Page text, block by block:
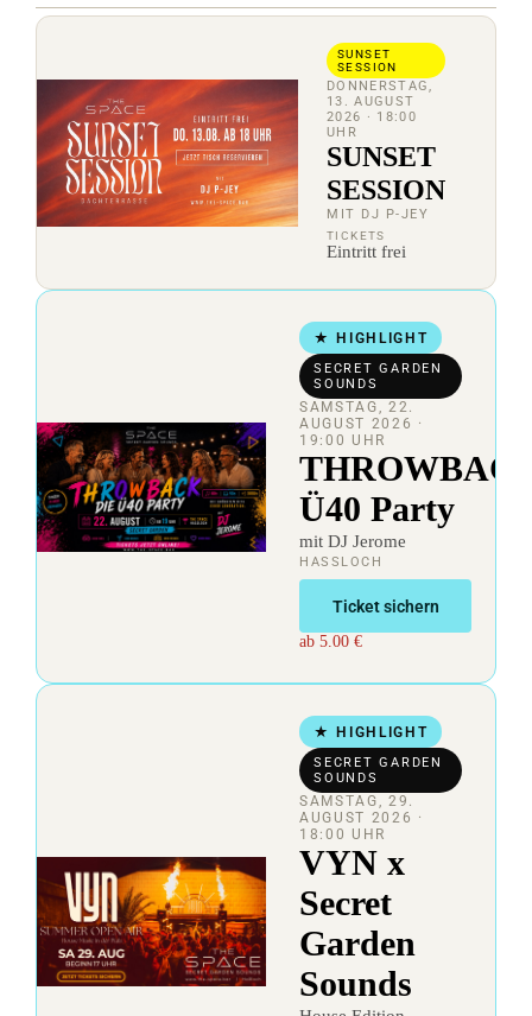
SUNSET
SESSION
DONNERSTAG,
13. AUGUST
2026 · 18:00
UHR
SUNSET
SESSION
MIT DJ P-JEY
TICKETS
Eintritt frei
★ HIGHLIGHT
SECRET GARDEN
SOUNDS
SAMSTAG, 22.
AUGUST 2026 ·
19:00 UHR
Ü40 Party
mit DJ Jerome
HASSLOCH
Ticket sichern
ab 5.00 €
★ HIGHLIGHT
SECRET GARDEN
SOUNDS
SAMSTAG, 29.
AUGUST 2026 ·
18:00 UHR
VYN x
Secret
Garden
Sounds